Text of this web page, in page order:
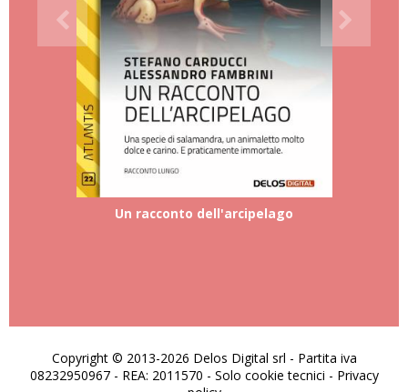
Un racconto dell'arcipelago
Copyright © 2013-2026 Delos Digital srl - Partita iva
08232950967 - REA: 2011570 - Solo cookie tecnici - Privacy